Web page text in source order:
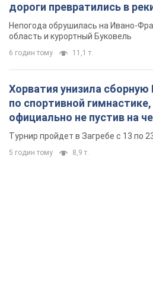
дороги превратились в
Непогода обрушилась на Ивано-
область и курортный Буковель
6 годин тому 11,1 т.
Хорватия унизила сборную
по спортивной гимнастике,
официально не пустив на
Европы основных
Турнир пройдет в Загребе с 13 по
5 годин тому 8,9 т.